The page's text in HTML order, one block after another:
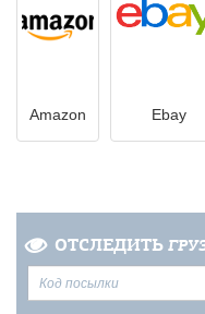
Amazon Ebay
ОТСЛЕДИТЬ